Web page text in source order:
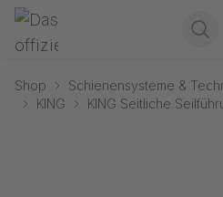
Navigation überspringen
Gerriets
Shop Schienensysteme &
KING
KING Seitliche